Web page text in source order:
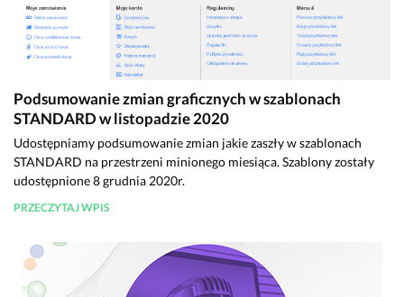
Podsumowanie zmian graficznych w szablonach
STANDARD w listopadzie 2020
Udostępniamy podsumowanie zmian jakie zaszły w szablonach
STANDARD na przestrzeni minionego miesiąca. Szablony zostały
udostępnione 8 grudnia 2020r.
PRZECZYTAJ WPIS